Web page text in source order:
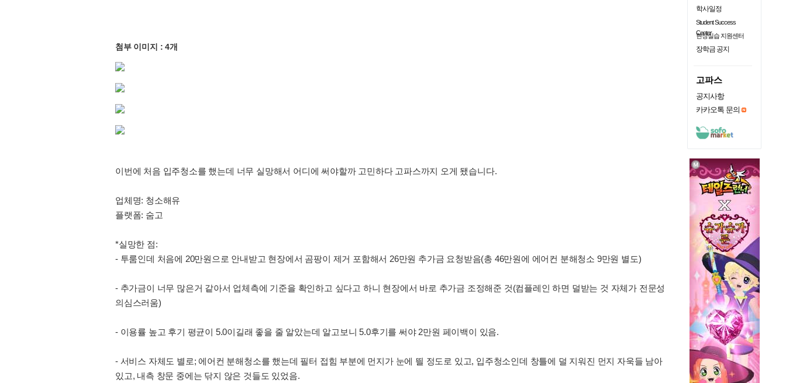
첨부 이미지 : 4개
이번에 처음 입주청소를 했는데 너무 실망해서 어디에 써야할까 고민하다 고파스까지 오게 됐습니다.
업체명: 청소해유
플랫폼: 숨고
*실망한 점:
- 투룸인데 처음에 20만원으로 안내받고 현장에서 곰팡이 제거 포함해서 26만원 추가금 요청받음(총 46만원에 에어컨 분해청소 9만원 별도)
- 추가금이 너무 많은거 같아서 업체측에 기준을 확인하고 싶다고 하니 현장에서 바로 추가금 조정해준 것(컴플레인 하면 덜받는 것 자체가 전문성
의심스러움)
- 이용률 높고 후기 평균이 5.0이길래 좋을 줄 알았는데 알고보니 5.0후기를 써야 2만원 페이백이 있음.
- 서비스 자체도 별로; 에어컨 분해청소를 했는데 필터 접힘 부분에 먼지가 눈에 띌 정도로 있고, 입주청소인데 창틀에 덜 지워진 먼지 자욱들 남아
있고, 내측 창문 중에는 닦지 않은 것들도 있었음.
학사일정
Student Success
Center
현장실습 지원센터
장학금 공지
고파스
공지사항
카카오톡 문의